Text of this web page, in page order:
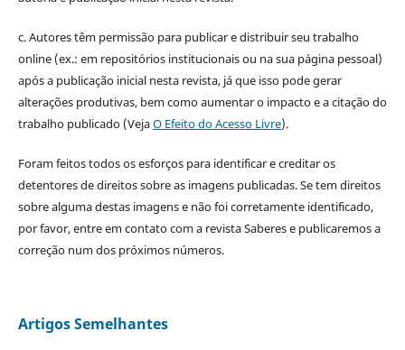
c. Autores têm permissão para publicar e distribuir seu trabalho
online (ex.: em repositórios institucionais ou na sua página pessoal)
após a publicação inicial nesta revista, já que isso pode gerar
alterações produtivas, bem como aumentar o impacto e a citação do
trabalho publicado (VejaO Efeito do Acesso Livre).
Foram feitos todos os esforços para identificar e creditar os
detentores de direitos sobre as imagens publicadas. Se tem direitos
sobre alguma destas imagens e não foi corretamente identificado,
por favor, entre em contato com a revista Saberes e publicaremos a
correção num dos próximos números.
Artigos Semelhantes